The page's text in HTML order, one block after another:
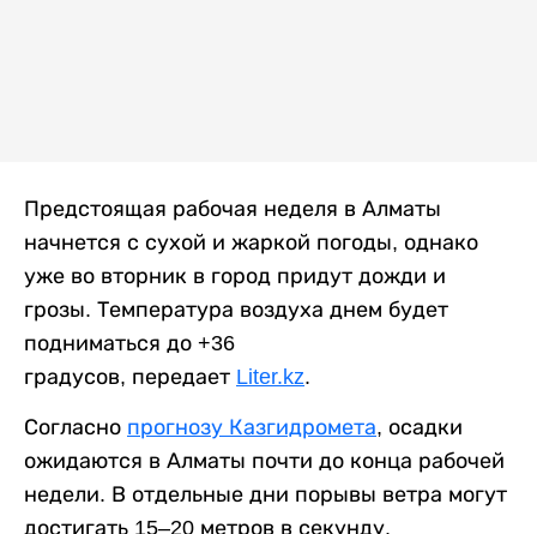
Предстоящая рабочая неделя в Алматы
начнется с сухой и жаркой погоды, однако
уже во вторник в город придут дожди и
грозы. Температура воздуха днем будет
подниматься до +36
градусов, передает Liter.kz.
Согласно прогнозу Казгидромета, осадки
ожидаются в Алматы почти до конца рабочей
недели. В отдельные дни порывы ветра могут
достигать 15–20 метров в секунду.